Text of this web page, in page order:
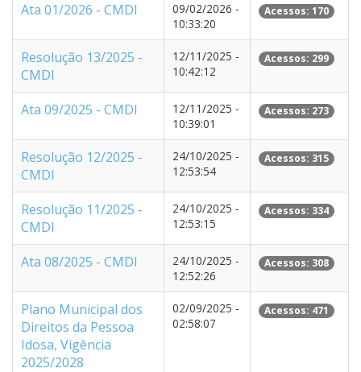
Ata 01/2026 - CMDI
09/02/2026 -
10:33:20
Acessos: 170
Resolução 13/2025 -
CMDI
12/11/2025 -
10:42:12
Acessos: 299
Ata 09/2025 - CMDI
12/11/2025 -
10:39:01
Acessos: 273
Resolução 12/2025 -
CMDI
24/10/2025 -
12:53:54
Acessos: 315
Resolução 11/2025 -
CMDI
24/10/2025 -
12:53:15
Acessos: 334
Ata 08/2025 - CMDI
24/10/2025 -
12:52:26
Acessos: 308
Plano Municipal dos
Direitos da Pessoa
Idosa, Vigência
2025/2028
02/09/2025 -
02:58:07
Acessos: 471